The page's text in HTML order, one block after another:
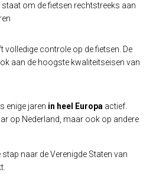
om de fietsen rechtstreeks aan
volledige controle op de fietsen. De
aan de hoogste kwaliteitseisen van
enige jaren in heel Europa actief.
op Nederland, maar ook op andere
naar de Verenigde Staten van